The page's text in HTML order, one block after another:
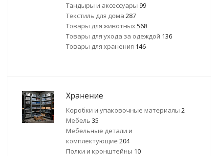
Тандыры и аксессуары 99
Текстиль для дома 287
Товары для животных568
Товары для ухода за одеждой 136
Товары для хранения 146
Хранение
Коробки и упаковочные материалы 2
Мебель 35
Мебельные детали и
комплектующие 204
Полки и кронштейны 10